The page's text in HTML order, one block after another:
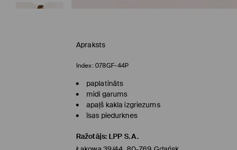
Apraksts
Index: 078GF-44P
paplatināts
midi garums
apaļš kakla izgriezums
īsas piedurknes
Ražotājs: LPP S.A.